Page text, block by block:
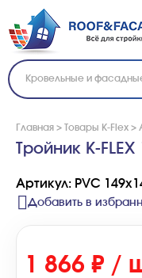
Главная > Товары K-Flex >
Тройник K-
Артикул: PVC
Добавить в
1 866 ₽ /